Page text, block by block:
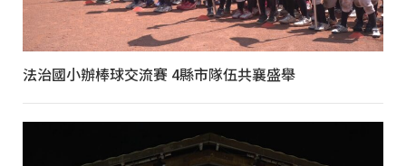
法治國小辦棒球交流賽 4縣市隊伍共襄盛舉